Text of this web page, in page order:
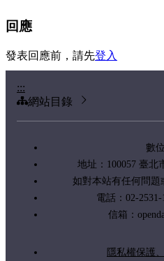
回應
發表回應前，請先登入
:::
網站目錄
數
地址：100057 臺北
如對本站有任何問
電話：02-2531-
信箱：
隱私權保護